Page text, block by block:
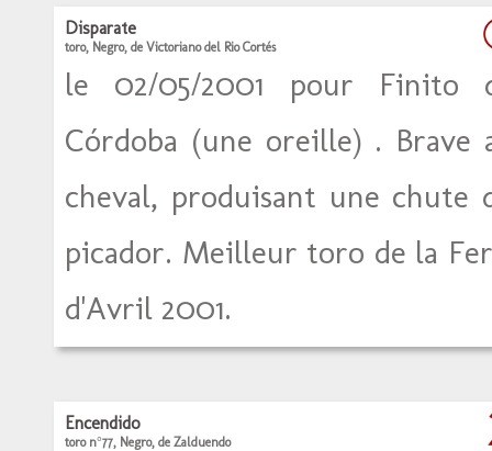
Disparate
toro, Negro, de Victoriano del Rio Cortés
le 02/05/2001 pour Finito
Córdoba (une oreille) . Brave
cheval, produisant une chute
picador. Meilleur toro de la
d'Avril 2001.
Encendido
toro n°77, Negro, de Zalduendo